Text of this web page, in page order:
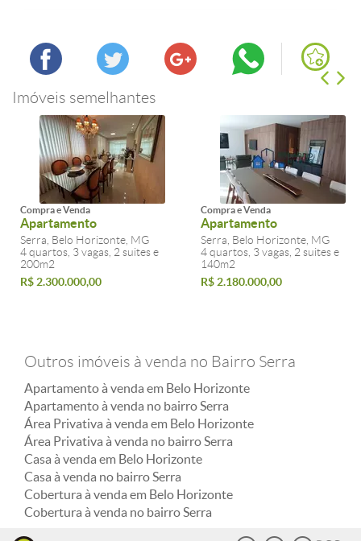
Imóveis semelhantes
Compra e Venda
Apartamento
Serra, Belo Horizonte, MG
4 quartos, 3 vagas, 2 suites e
200m2
R$ 2.300.000,00
Compra e Venda
Apartamento
Serra, Belo Horizonte, MG
4 quartos, 3 vagas, 2 suites e
140m2
R$ 2.180.000,00
Outros imóveis à venda no Bairro Serra
Apartamento à venda em Belo Horizonte
Apartamento à venda no bairro Serra
Área Privativa à venda em Belo Horizonte
Área Privativa à venda no bairro Serra
Casa à venda em Belo Horizonte
Casa à venda no bairro Serra
Cobertura à venda em Belo Horizonte
Cobertura à venda no bairro Serra